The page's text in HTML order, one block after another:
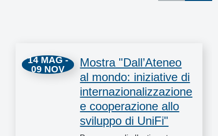
14 MAG -
09 NOV
Mostra "Dall’Ateneo
al mondo: iniziative di
internazionalizzazione
e cooperazione allo
sviluppo di UniFi"